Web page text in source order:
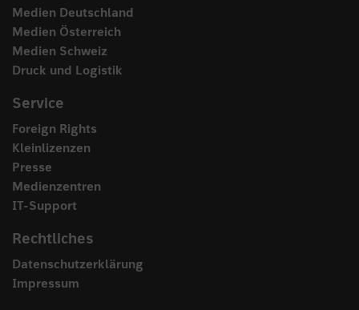
Medien Deutschland
Medien Österreich
Medien Schweiz
Druck und Logistik
Service
Foreign Rights
Kleinlizenzen
Presse
Medienzentren
IT-Support
Rechtliches
Datenschutzerklärung
Impressum